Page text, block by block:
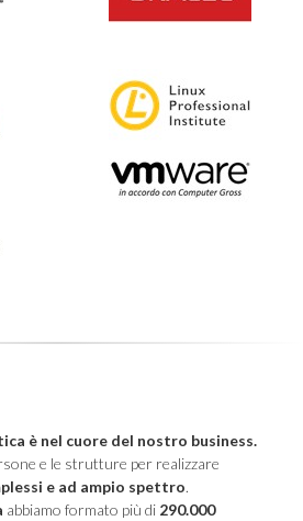
è nel cuore del nostro business.
e le strutture per realizzare
e ad ampio spettro.
abbiamo formato più di 290.000